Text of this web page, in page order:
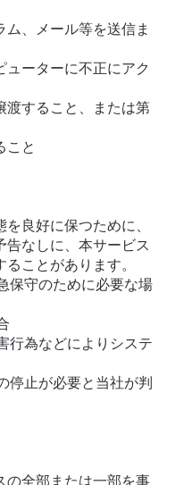
、メール等を送信ま
ューターに不正にアク
渡すること、または第
こと
良好に保つために、
告なしに、本サービス
ことがあります。
保守のために必要な場
行為などによりシステ
停止が必要と当社が判
の全部または一部を事